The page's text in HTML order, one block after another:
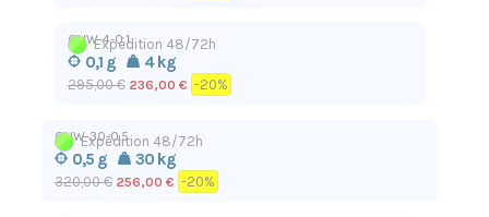
QHW-4-0.1
0,1 g 4 kg
295,00 € 236,00 € -20%
Expédition 48/72h
QHW-30-0.5
0,5 g 30 kg
320,00 € 256,00 € -20%
Expédition 48/72h